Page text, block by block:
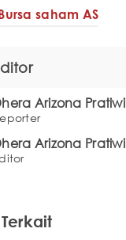
saham AS
Arizona Pratiwi
Arizona Pratiwi